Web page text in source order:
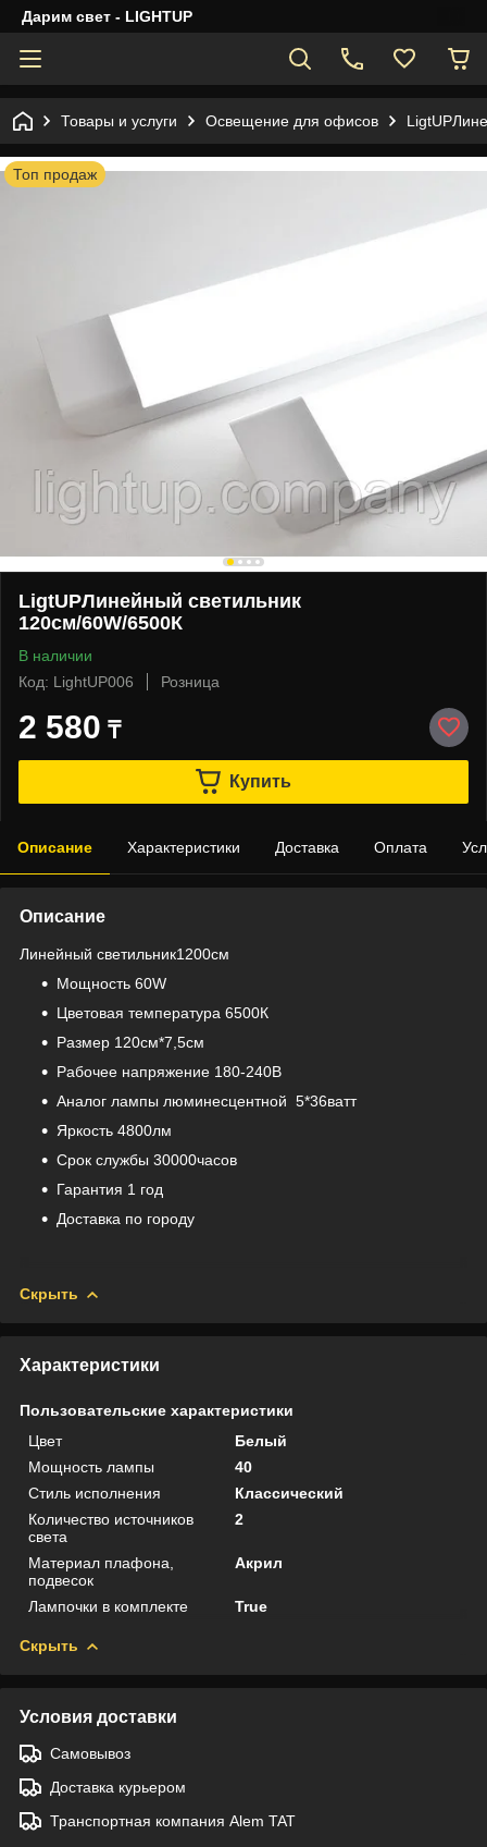
Дарим свет - LIGHTUP
Товары и услуги Освещение для офисов
Топ продаж
LigtUPЛинейный светильник
120см/60W/6500К
В наличии
Код: LightUP006
Розница
2 580 ₸
Купить
Описание Характеристики Доставка Оплата
Описание
Линейный светильник1200см
Мощность 60W
Цветовая температура 6500К
Размер 120см*7,5см
Рабочее напряжение 180-240В
Аналог лампы люминесцентной 5*36ватт
Яркость 4800лм
Срок службы 30000часов
Гарантия 1 год
Доставка по городу
Скрыть
Характеристики
Пользовательские характеристики
Цвет
Белый
Мощность лампы
40
Стиль исполнения
Классический
Количество источников
света
2
Материал плафона,
подвесок
Акрил
Лампочки в комплекте True
Скрыть
Условия доставки
Самовывоз
Доставка курьером
Транспортная компания Alem TAT